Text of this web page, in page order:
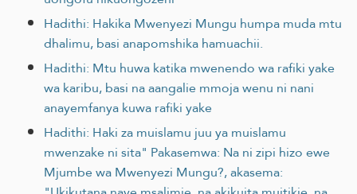
Hadithi: Hakika Mwenyezi Mungu humpa muda mtu
dhalimu, basi anapomshika hamuachii.
Hadithi: Mtu huwa katika mwenendo wa rafiki yake
wa karibu, basi na aangalie mmoja wenu ni nani
anayemfanya kuwa rafiki yake
Hadithi: Haki za muislamu juu ya muislamu
mwenzake ni sita" Pakasemwa: Na ni zipi hizo ewe
Mjumbe wa Mwenyezi Mungu?, akasema: